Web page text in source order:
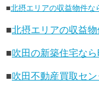
■北摂エリアの収益物件な
■北摂エリアの収益
■吹田の新築住宅な
■吹田不動産買取セ